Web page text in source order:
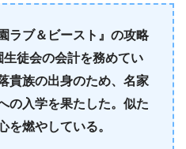
ラブ＆ビースト』の攻略
徒会の会計を務めてい
貴族の出身のため、名家
の入学を果たした。似た
を燃やしている。